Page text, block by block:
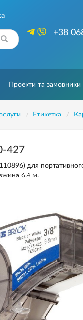
+38
Проекти та замовники
Етикетка
427
для
6.4 м.